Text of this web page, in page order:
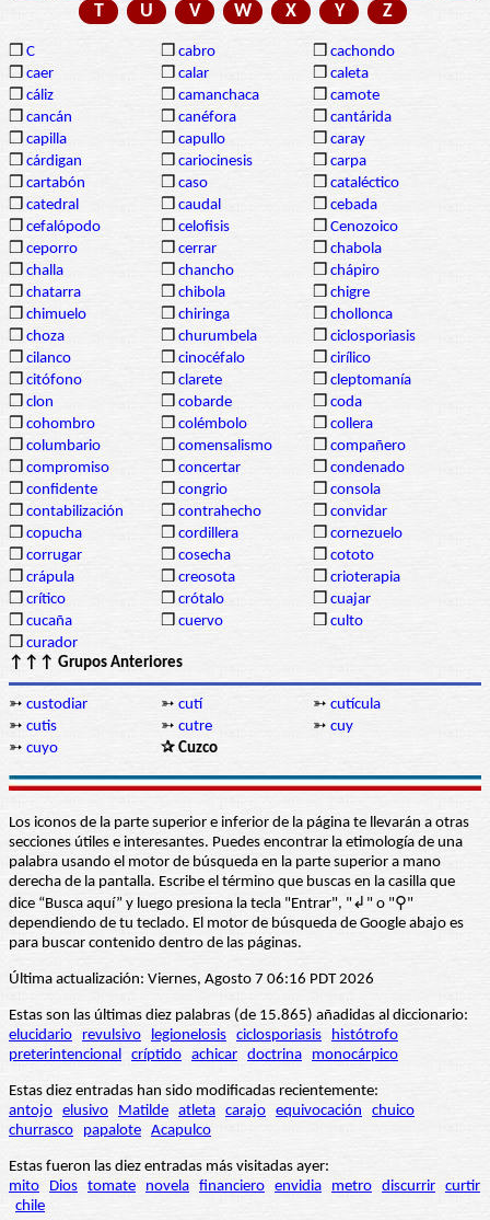
T
U V W X Y Z
❒ C ❒ cabro ❒ cachondo
❒ caer ❒ calar ❒ caleta
❒ cáliz ❒ camanchaca ❒ camote
❒ cancán ❒ canéfora ❒ cantárida
❒ capilla ❒ capullo ❒ caray
❒ cárdigan ❒ cariocinesis ❒ carpa
❒ cartabón ❒ caso ❒ cataléctico
❒ catedral ❒ caudal ❒ cebada
❒ cefalópodo ❒ celofisis ❒ Cenozoico
❒ ceporro ❒ cerrar ❒ chabola
❒ challa ❒ chancho ❒ chápiro
❒ chatarra ❒ chibola ❒ chigre
❒ chimuelo ❒ chiringa ❒ chollonca
❒ choza ❒ churumbela ❒ ciclosporiasis
❒ cilanco ❒ cinocéfalo ❒ cirílico
❒ citófono ❒ clarete ❒ cleptomanía
❒ clon ❒ cobarde ❒ coda
❒ cohombro ❒ colémbolo ❒ collera
❒ columbario ❒ comensalismo ❒ compañero
❒ compromiso ❒ concertar ❒ condenado
❒ confidente ❒ congrio ❒ consola
❒ contabilización ❒ contrahecho ❒ convidar
❒ copucha ❒ cordillera ❒ cornezuelo
❒ corrugar ❒ cosecha ❒ cototo
❒ crápula ❒ creosota ❒ crioterapia
❒ crítico ❒ crótalo ❒ cuajar
❒ cucaña ❒ cuervo ❒ culto
❒ curador
↑↑↑ Grupos Anteriores
➳ custodiar ➳ cutí ➳ cutícula
➳ cutis ➳ cutre ➳ cuy
➳ cuyo ✰ Cuzco
Los iconos de la parte superior e inferior de la página te llevarán a otras
secciones útiles e interesantes. Puedes encontrar la etimología de una
palabra usando el motor de búsqueda en la parte superior a mano
derecha de la pantalla. Escribe el término que buscas en la casilla que
dice “Busca aquí” y luego presiona la tecla "Entrar", "↲" o "⚲"
dependiendo de tu teclado. El motor de búsqueda de Google abajo es
para buscar contenido dentro de las páginas.
Última actualización: Viernes, Agosto 7 06:16 PDT 2026
Estas son las últimas diez palabras (de 15.865) añadidas al diccionario:
elucidario
revulsivo legionelosis ciclosporiasis
histótrofo
preterintencional críptido achicar doctrina monocárpico
Estas diez entradas han sido modificadas recientemente:
antojo elusivo Matilde atleta carajo equivocación
chuico
churrasco
papalote Acapulco
Estas fueron las diez entradas más visitadas ayer:
mito
Dios tomate novela financiero envidia metro discurrir curtir
chile